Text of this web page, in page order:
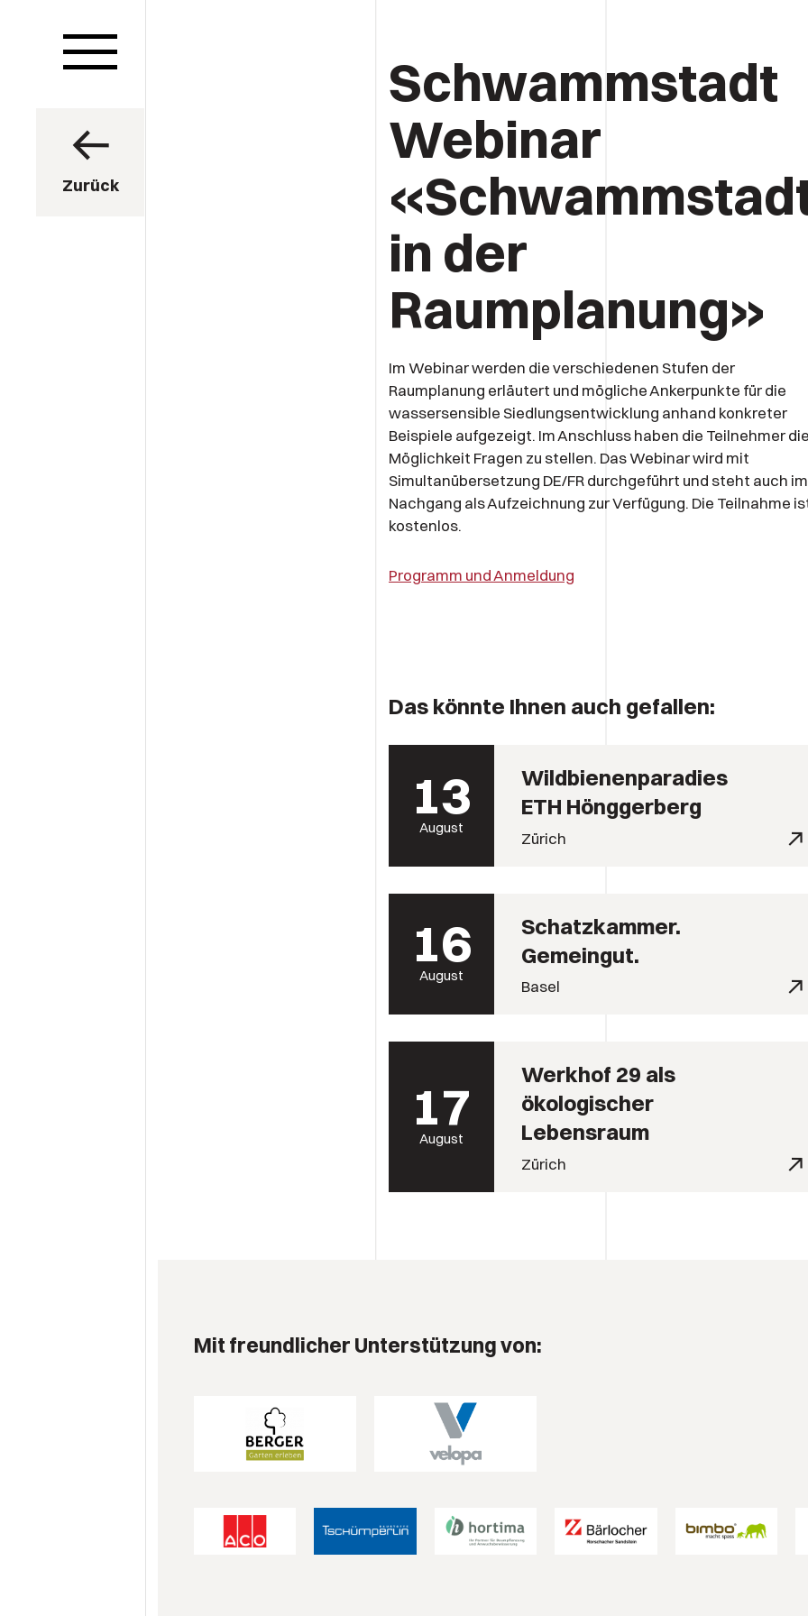
Zurück
Schwammstadt
Webinar
in der
Raumplanung»
Im Webinar werden die verschiedenen Stufen der
Raumplanung erläutert und mögliche Ankerpunkte für die
wassersensible Siedlungsentwicklung anhand konkreter
Beispiele aufgezeigt. Im Anschluss haben die Teilnehmer
Möglichkeit Fragen zu stellen. Das Webinar wird mit
Simultanübersetzung DE/FR durchgeführt und steht auch im
Nachgang als Aufzeichnung zur Verfügung. Die Teilnahme
kostenlos.
Programm und Anmeldung
Das könnte Ihnen auch gefallen:
13
August
Wildbienenparadies
ETH Hönggerberg
Zürich
16
August
Schatzkammer.
Gemeingut.
Basel
17
August
Werkhof 29 als
ökologischer
Lebensraum
Zürich
Mit freundlicher Unterstützung von: